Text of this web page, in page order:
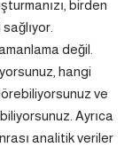
birden
değil.
hangi
ve
Ayrıca
analitik veriler